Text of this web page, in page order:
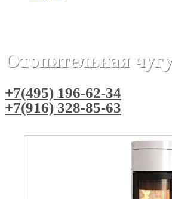
Отопительная
+7(495) 196-62-34
+7(916) 328-85-63